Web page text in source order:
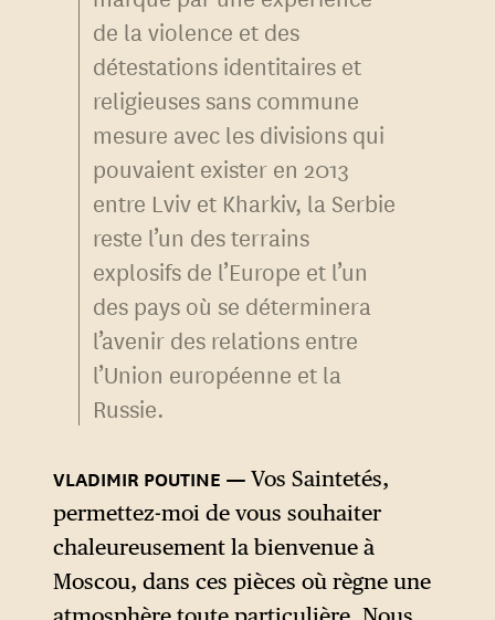
de la violence et des
détestations identitaires et
religieuses sans commune
mesure avec les divisions qui
pouvaient exister en 2013
entre Lviv et Kharkiv, la Serbie
reste l’un des terrains
explosifs de l’Europe et l’un
des pays où se déterminera
l’avenir des relations entre
l’Union européenne et la
Russie.
Vos Saintetés,
permettez-moi de vous souhaiter
chaleureusement la bienvenue à
Moscou, dans ces pièces où règne une